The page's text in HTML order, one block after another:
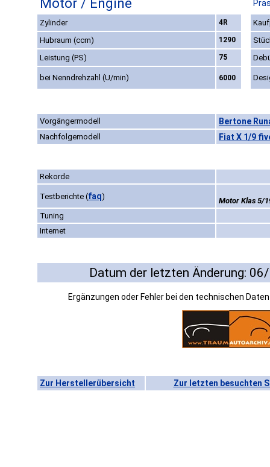
Zylinder 4R
Hubraum (ccm)
1290
Leistung (PS)
75
bei Nenndrehzahl (U/min) 6000
Vorgängermodell Bertone
Nachfolgemodell Fiat X 1/9
Rekorde
Testberichte (faq)
Motor Klas 5/
Tuning
Internet
Datum der letzten Änderung:
Ergänzungen oder Fehler bei den technischen
Zur Herstellerübersicht Zur letzten besuchten